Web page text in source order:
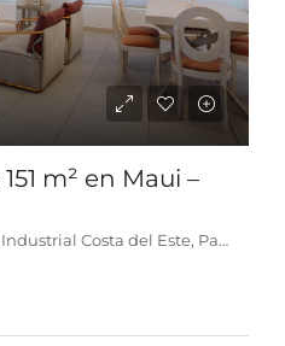
m² en Maui –
P.H. Maui, Calle 3, Parque Industrial Costa del Este, Parque Lefevre, Distrito de Panamá, Provincia de Panamá, 0816, Panamá